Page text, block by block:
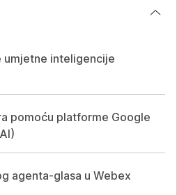
umjetne inteligencije
pomoću platforme Google
agenta-glasa u Webex